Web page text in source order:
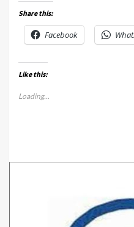
Share this:
Facebook
Like this:
Loading...